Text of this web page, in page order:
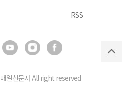
RSS
매일신문사All right reserved